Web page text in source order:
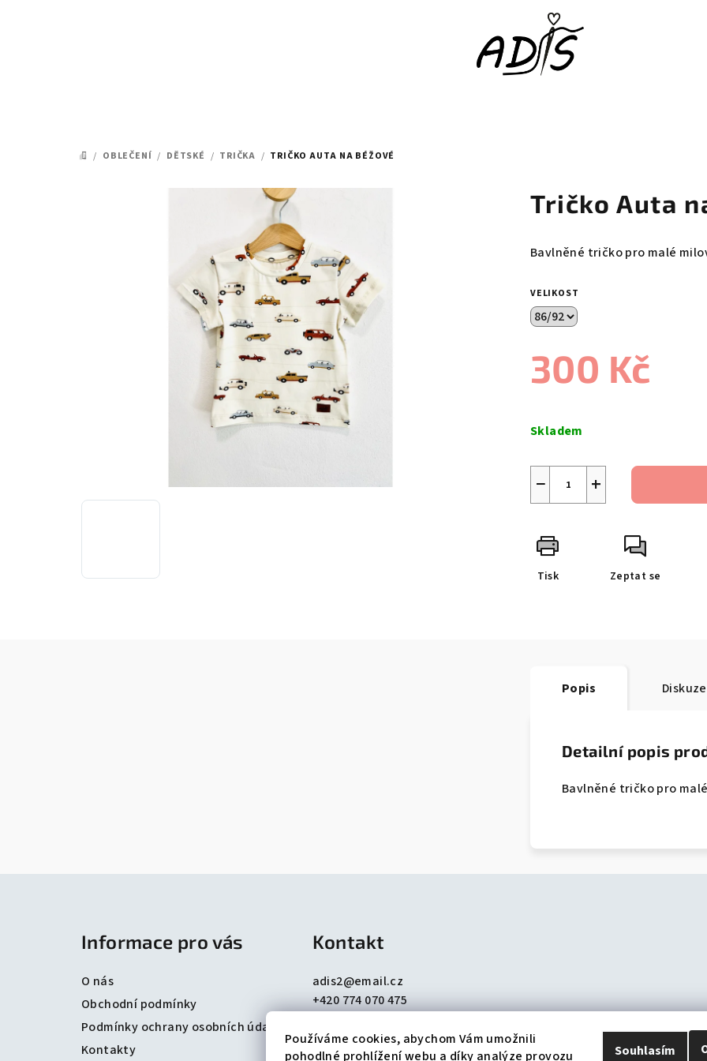
Používáme cookies, abychom Vám umožnili
pohodlné prohlížení webu a díky analýze provozu
Souhlasím
DOMŮ
/ OBLEČENÍ / DĚTSKÉ / TRIČKA / TRIČKO AUTA NA BÉŽOVÉ
Tričko Auta
Bavlněné tričko pro malé
VELIKOST
300 Kč
cena:
Skladem
+
−
Tisk Zeptat se
Popis Diskuze
Detailní popis
Bavlněné tričko pro
Informace pro vás
O nás
Obchodní podmínky
Podmínky ochrany osobních údajů
Kontakty
Kontakt
adis2@email.cz
+420 774 070 475